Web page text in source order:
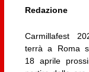
Redazione
Carmillafest
terrà a Roma
18 aprile